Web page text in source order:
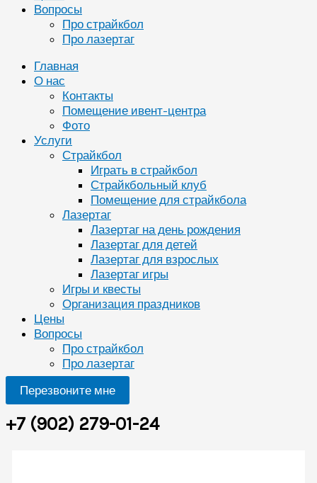
Вопросы
Про страйкбол
Про лазертаг
Главная
О нас
Контакты
Помещение ивент-центра
Фото
Услуги
Страйкбол
Играть в страйкбол
Страйкбольный клуб
Помещение для страйкбола
Лазертаг
Лазертаг на день рождения
Лазертаг для детей
Лазертаг для взрослых
Лазертаг игры
Игры и квесты
Организация праздников
Цены
Вопросы
Про страйкбол
Про лазертаг
Перезвоните мне
+7 (902) 279-01-24